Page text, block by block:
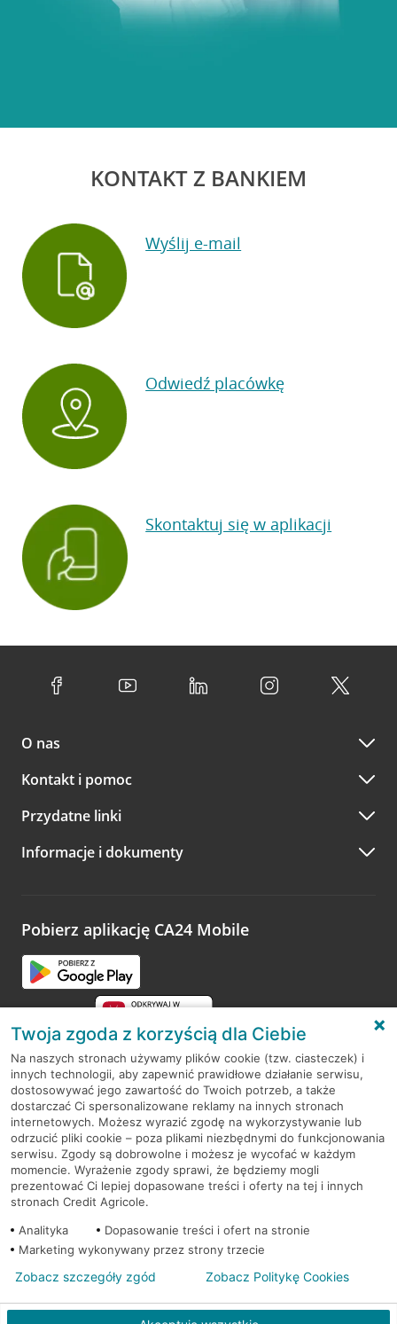
KONTAKT Z BANKIEM
Wyślij e-mail
Odwiedź placówkę
Skontaktuj się w aplikacji
O nas
Kontakt i pomoc
Przydatne linki
Informacje i dokumenty
Pobierz aplikację CA24 Mobile
RODO
Regulamin serwisu
Mapa serwisu
PolitykaCookies
© 2026 Credit Agricole Bank Polska S.A. Wszelkie prawa zastrzeżone
Twoja zgoda z korzyścią dla Ciebie
Na naszych stronach używamy plików cookie (tzw. ciasteczek) i
innych technologii, aby zapewnić prawidłowe działanie serwisu,
dostosowywać jego zawartość do Twoich potrzeb, a także
dostarczać Ci spersonalizowane reklamy na innych stronach
internetowych. Możesz wyrazić zgodę na wykorzystywanie lub
odrzucić pliki cookie – poza plikami niezbędnymi do funkcjonowania
serwisu. Zgody są dobrowolne i możesz je wycofać w każdym
momencie. Wyrażenie zgody sprawi, że będziemy mogli
prezentować Ci lepiej dopasowane treści i oferty na tej i innych
stronach Credit Agricole.
Analityka
Dopasowanie treści i ofert na stronie
Marketing wykonywany przez strony trzecie
Zobacz szczegóły zgód Zobacz Politykę Cookies